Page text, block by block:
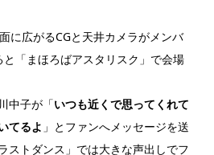
に広がるCGと天井カメラがメンバ
「まほろばアスタリスク」で会場
中子が「いつも近くで思ってくれて
てるよ 」とファンへメッセージを送
ストダンス」では大きな声出しでフ